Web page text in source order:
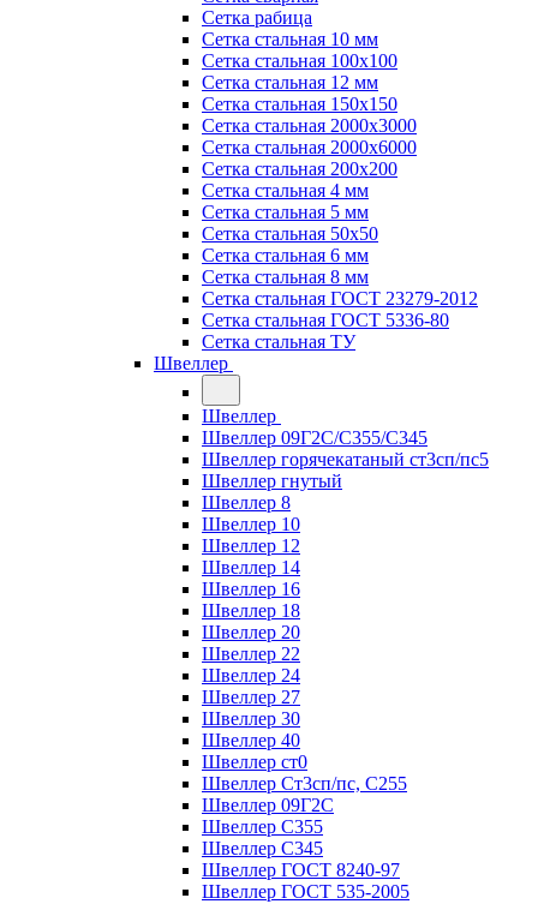
Сетка рабица
Сетка стальная 10 мм
Сетка стальная 100х100
Сетка стальная 12 мм
Сетка стальная 150х150
Сетка стальная 2000х3000
Сетка стальная 2000х6000
Сетка стальная 200х200
Сетка стальная 4 мм
Сетка стальная 5 мм
Сетка стальная 50х50
Сетка стальная 6 мм
Сетка стальная 8 мм
Сетка стальная ГОСТ 23279-2012
Сетка стальная ГОСТ 5336-80
Сетка стальная ТУ
Швеллер
Швеллер
Швеллер 09Г2С/С355/С345
Швеллер горячекатаный ст3сп/пс5
Швеллер гнутый
Швеллер 8
Швеллер 10
Швеллер 12
Швеллер 14
Швеллер 16
Швеллер 18
Швеллер 20
Швеллер 22
Швеллер 24
Швеллер 27
Швеллер 30
Швеллер 40
Швеллер ст0
Швеллер Ст3сп/пс, С255
Швеллер 09Г2С
Швеллер С355
Швеллер С345
Швеллер ГОСТ 8240-97
Швеллер ГОСТ 535-2005